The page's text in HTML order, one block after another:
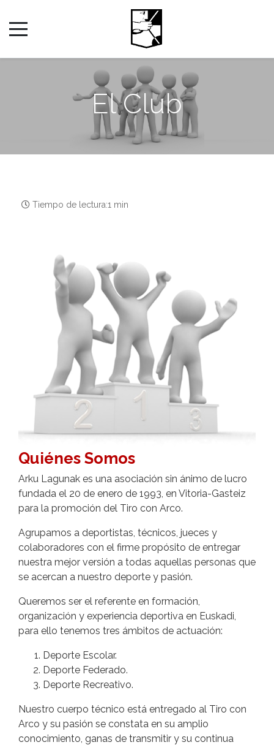
El Club
Tiempo de lectura:1 min
Quiénes Somos
Arku Lagunak es una asociación sin ánimo de lucro
fundada el 20 de enero de 1993, en Vitoria-Gasteiz
para la promoción del Tiro con Arco.
Agrupamos a deportistas, técnicos, jueces y
colaboradores con el firme propósito de entregar
nuestra mejor versión a todas aquellas personas que
se acercan a nuestro deporte y pasión.
Queremos ser el referente en formación,
organización y experiencia deportiva en Euskadi,
para ello tenemos tres ámbitos de actuación:
Deporte Escolar.
Deporte Federado.
Deporte Recreativo.
Nuestro cuerpo técnico está entregado al Tiro con
Arco y su pasión se constata en su amplio
conocimiento, ganas de transmitir y su continua